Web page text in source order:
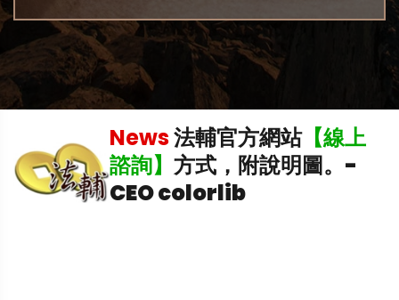
News法輔官方網站【線上
諮詢】 方式，附說明圖。 -
CEO colorlib